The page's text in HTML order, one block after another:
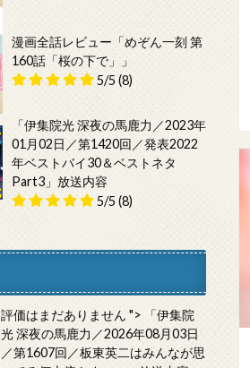
漫画全話レビュー「めぞん一刻 第
160話「桜の下で」」
5/5 (8)
「伊集院光 深夜の馬鹿力／2023年
01月02日／第1420回／発表2022
年ベストバイ30＆ベストネタ
Part3」放送内容
5/5 (8)
評価はまだありません ">
「伊集院
光 深夜の馬鹿力／2026年08月03日
／第1607回／板東英二はみんなが思